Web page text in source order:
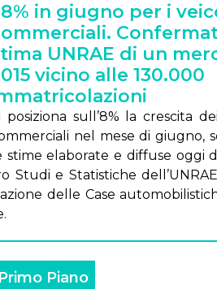
in giugno per i
UNRAE di un
vicino alle 130.000
po­si­zio­na sul­l’8% la cre­sci­ta
nel me­se di giu­gno,
sti­me ela­bo­ra­te e dif­fu­se og­gi
Stu­di e Sta­ti­sti­che
del­le Ca­se
Primo Piano